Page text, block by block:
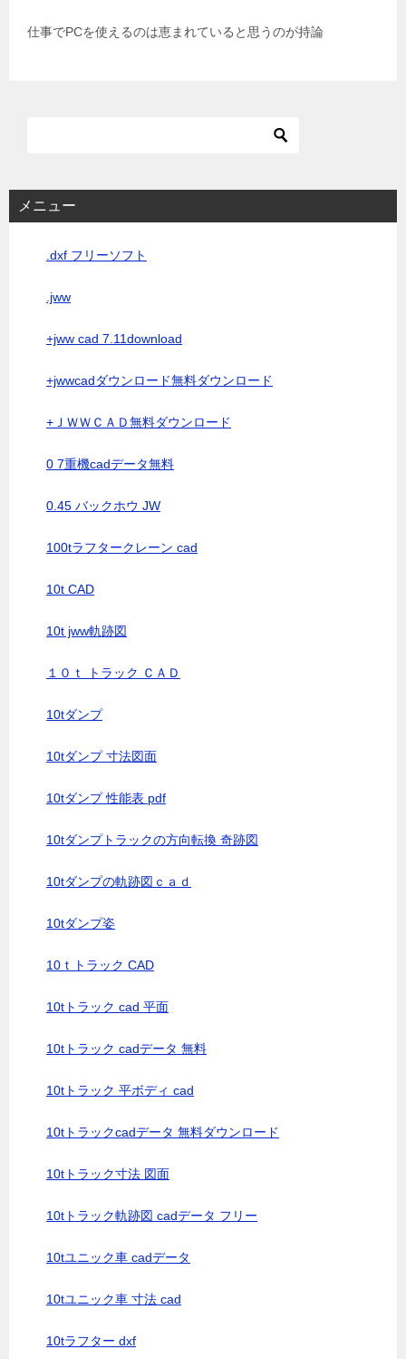
仕事でPCを使えるのは恵まれていると思うのが持論
メニュー
.dxf フリーソフト
.jww
+jww cad 7.11download
+jwwcadダウンロード無料ダウンロード
+ＪＷＷＣＡＤ無料ダウンロード
0 7重機cadデータ無料
0.45 バックホウ JW
100tラフタークレーン cad
10t CAD
10t jww軌跡図
１０ｔ トラック ＣＡＤ
10tダンプ
10tダンプ 寸法図面
10tダンプ 性能表 pdf
10tダンプトラックの方向転換 奇跡図
10tダンプの軌跡図ｃａｄ
10tダンプ姿
10ｔトラック CAD
10tトラック cad 平面
10tトラック cadデータ 無料
10tトラック 平ボディ cad
10tトラックcadデータ 無料ダウンロード
10tトラック寸法 図面
10tトラック軌跡図 cadデータ フリー
10tユニック車 cadデータ
10tユニック車 寸法 cad
10tラフター dxf